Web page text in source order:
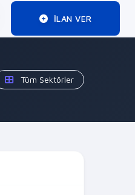
ILAN VER
Tüm Sektörler